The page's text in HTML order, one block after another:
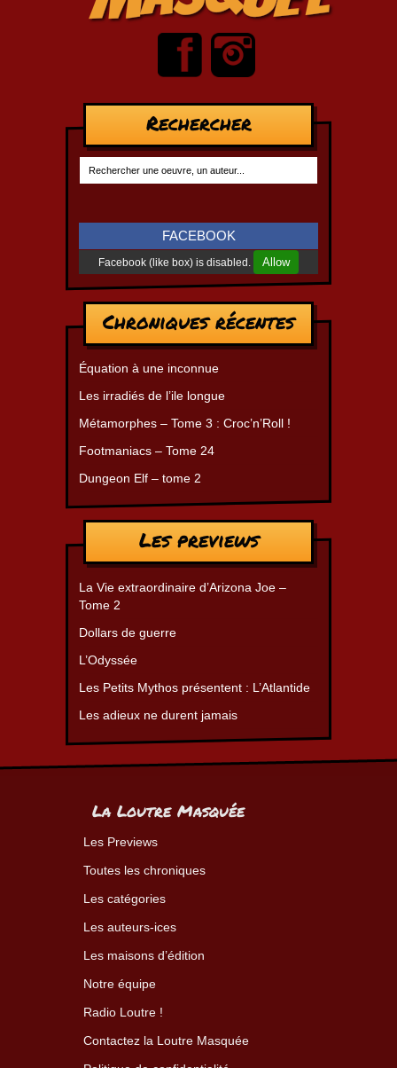
Rechercher
FACEBOOK
Facebook (like box) is disabled. Allow
Chroniques récentes
Équation à une inconnue
Les irradiés de l’ile longue
Métamorphes – Tome 3 : Croc’n’Roll !
Footmaniacs – Tome 24
Dungeon Elf – tome 2
Les previews
La Vie extraordinaire d’Arizona Joe –
Tome 2
Dollars de guerre
L’Odyssée
Les Petits Mythos présentent : L’Atlantide
Les adieux ne durent jamais
La Loutre Masquée
Les Previews
Toutes les chroniques
Les catégories
Les auteurs-ices
Les maisons d’édition
Notre équipe
Radio Loutre !
Contactez la Loutre Masquée